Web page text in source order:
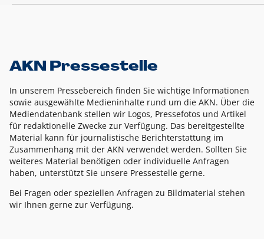
AKN Pressestelle
In unserem Pressebereich finden Sie wichtige Informationen
sowie ausgewählte Medieninhalte rund um die AKN. Über die
Mediendatenbank stellen wir Logos, Pressefotos und Artikel
für redaktionelle Zwecke zur Verfügung. Das bereitgestellte
Material kann für journalistische Berichterstattung im
Zusammenhang mit der AKN verwendet werden. Sollten Sie
weiteres Material benötigen oder individuelle Anfragen
haben, unterstützt Sie unsere Pressestelle gerne.
Bei Fragen oder speziellen Anfragen zu Bildmaterial stehen
wir Ihnen gerne zur Verfügung.